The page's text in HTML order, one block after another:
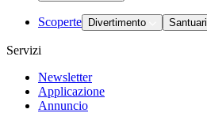
Scoperte Divertimento Santuari
Servizi
Newsletter
Applicazione
Annuncio